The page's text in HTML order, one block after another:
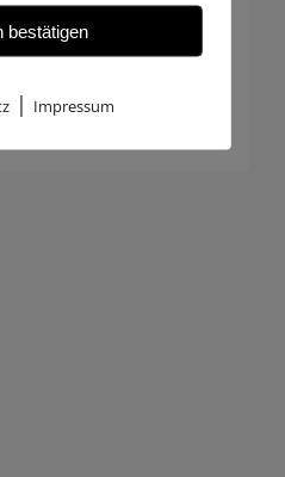
Beratung:
Begleitung, die
passt.
bestätigen
| Impressum